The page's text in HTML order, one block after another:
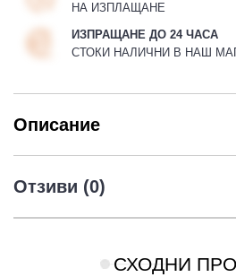
НА ИЗПЛАЩАНЕ
ИЗПРАЩАНЕ ДО 24 ЧАСА
СТОКИ НАЛИЧНИ В НАШ
Описание
Отзиви (0)
СХОДНИ